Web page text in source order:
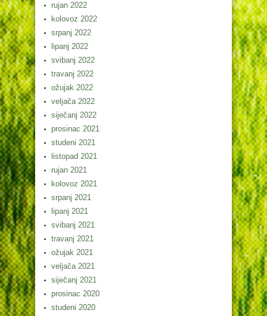
rujan 2022
kolovoz 2022
srpanj 2022
lipanj 2022
svibanj 2022
travanj 2022
ožujak 2022
veljača 2022
siječanj 2022
prosinac 2021
studeni 2021
listopad 2021
rujan 2021
kolovoz 2021
srpanj 2021
lipanj 2021
svibanj 2021
travanj 2021
ožujak 2021
veljača 2021
siječanj 2021
prosinac 2020
studeni 2020